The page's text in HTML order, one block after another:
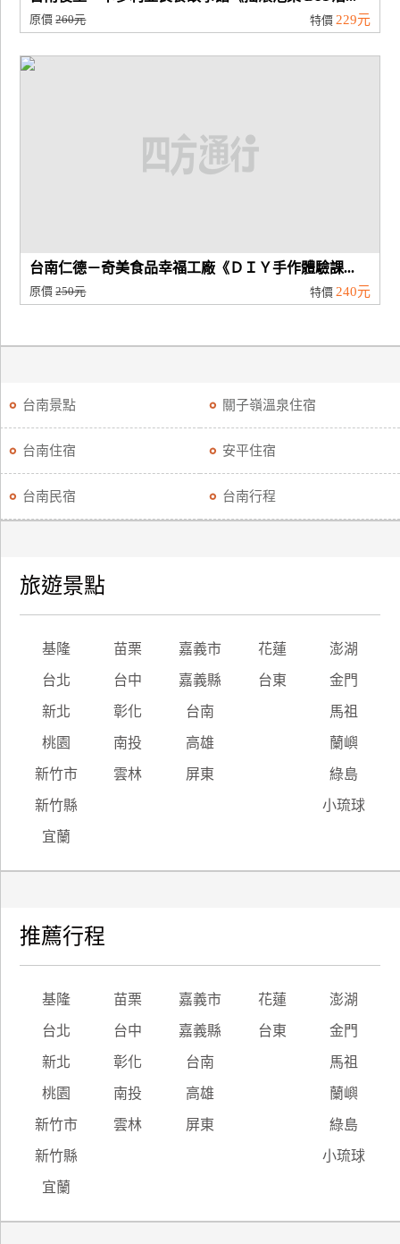
原價260元 特價 229元
台南仁德－奇美食品幸福工廠《ＤＩＹ手作體驗課...
原價250元 特價 240元
台南景點 關子嶺溫泉住宿
台南住宿 安平住宿
台南民宿 台南行程
旅遊景點
基隆 苗栗 嘉義市 花蓮 澎湖
台北 台中 嘉義縣 台東 金門
新北 彰化 台南 馬祖
桃園 南投 高雄 蘭嶼
新竹市 雲林 屏東 綠島
新竹縣 小琉球
宜蘭
推薦行程
基隆 苗栗 嘉義市 花蓮 澎湖
台北 台中 嘉義縣 台東 金門
新北 彰化 台南 馬祖
桃園 南投 高雄 蘭嶼
新竹市 雲林 屏東 綠島
新竹縣 小琉球
宜蘭